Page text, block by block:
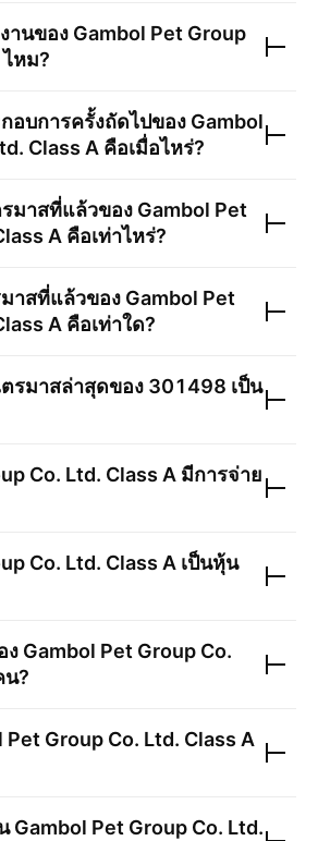
านของ Gambol Pet Group
ไหม?
อบการครั้งถัดไปของ Gambol
Class A คือเมื่อไหร่?
มาสที่แล้วของ Gambol Pet
A คือเท่าไหร่?
าสที่แล้วของ Gambol Pet
A คือเท่าใด?
รมาสล่าสุดของ 301498 เป็น
Co. Ltd. Class A มีการจ่าย
Co. Ltd. Class A เป็นหุ้น
ง Gambol Pet Group Co.
น?
Pet Group Co. Ltd. Class A
Gambol Pet Group Co. Ltd.